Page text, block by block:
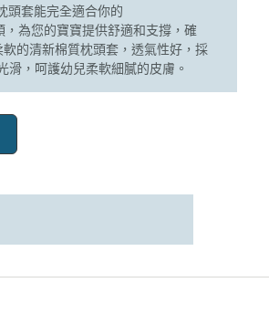
頭套能完全適合你的
為您的寶寶提供舒適和支撐，確
的清新棉質枕頭套，透氣性好，採
滑，呵護幼兒柔軟細膩的皮膚。